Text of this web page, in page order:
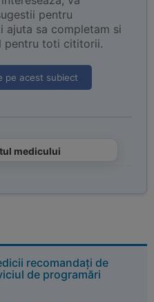
pentru
ajuta sa completam si
pentru toti cititorii.
pe acest subiect
medicului
recomandați de
de programări